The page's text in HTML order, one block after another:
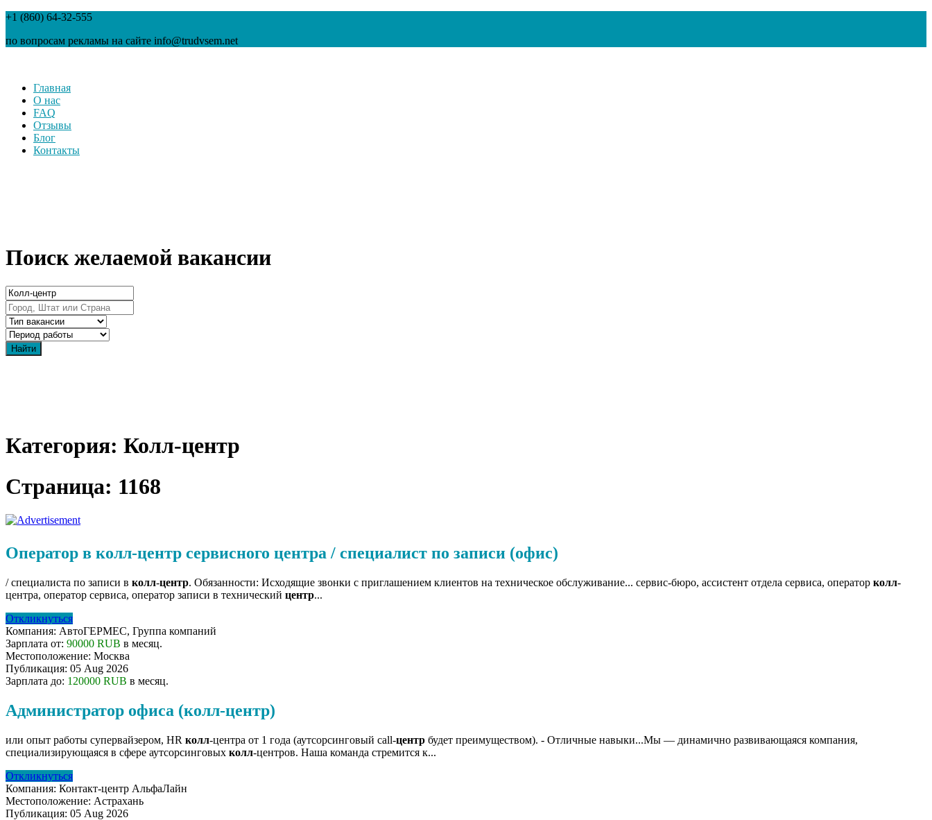
+1 (860) 64-32-555
по вопросам рекламы на сайте info@trudvsem.net
Главная
О нас
FAQ
Отзывы
Блог
Контакты
Поиск желаемой вакансии
Категория: Колл-центр
Страница: 1168
Оператор в колл-центр сервисного центра / специалист по записи (офис)
/ специалиста по записи в колл-центр. Обязанности: Исходящие звонки с приглашением клиентов на техническое обслуживание... сервис-бюро, ассистент отдела сервиса, оператор колл-
центра, оператор сервиса, оператор записи в технический центр...
Откликнуться
Компания: АвтоГЕРМЕС, Группа компаний
Зарплата от: 90000 RUB в месяц.
Местоположение: Москва
Публикация: 05 Aug 2026
Зарплата до: 120000 RUB в месяц.
Администратор офиса (колл-центр)
или опыт работы супервайзером, HR колл-центра от 1 года (аутсорсинговый call-центр будет преимуществом). - Отличные навыки...Мы — динамично развивающаяся компания,
специализирующаяся в сфере аутсорсинговых колл-центров. Наша команда стремится к...
Откликнуться
Компания: Контакт-центр АльфаЛайн
Местоположение: Астрахань
Публикация: 05 Aug 2026